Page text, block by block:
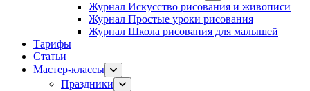
Журнал Искусство рисования и живописи
Журнал Простые уроки рисования
Журнал Школа рисования для малышей
Тарифы
Статьи
Мастер-классы
Праздники